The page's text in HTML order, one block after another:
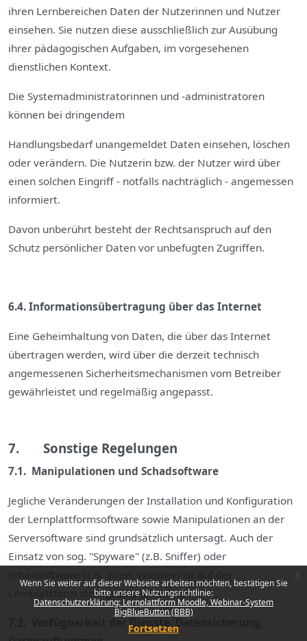
Wenn Sie weiter auf dieser Webseite arbeiten möchten, bestätigen Sie
bitte unsere Nutzungsrichtlinie:
Datenschutzerklärung: Lernplattform Moodle, Webinar-System
BigBlueButton (BBB)
Fortsetzen
ihren Lernbereichen Daten der Nutzerinnen und Nutzer
einsehen. Sie nutzen diese ausschließlich zur Ausübung
ihrer pädagogischen Aufgaben, im vorgesehenen
dienstlichen Kontext.
Die Systemadministratorinnen und -administratoren
können bei dringendem
Handlungsbedarf unangemeldet Daten einsehen, löschen
oder verändern. Die Nutzerin bzw. der Nutzer wird über
einen solchen Eingriff - notfalls nachträglich - angemessen
informiert.
Davon unberührt besteht der Rechtsanspruch auf den
Schutz persönlicher Daten vor unbefugten Zugriffen.
6.4. Informationsübertragung über das Internet
Eine Geheimhaltung von Daten, die über das Internet
übertragen werden, wird über die derzeit technisch
angemessenen Sicherheitsmechanismen vom Betreiber
gewährleistet und regelmäßig angepasst.
7. Sonstige Regelungen
7.1. Manipulationen und Schadsoftware
Jegliche Veränderungen der Installation und Konfiguration
der Lernplattformsoftware sowie Manipulationen an der
Serversoftware sind grundsätzlich untersagt. Auch der
Einsatz von sog. "Spyware" (z.B. Sniffer) oder
Lernplattform strengstens untersagt.
7.2. Verfügbarkeit der Dienste, Datensicherung,